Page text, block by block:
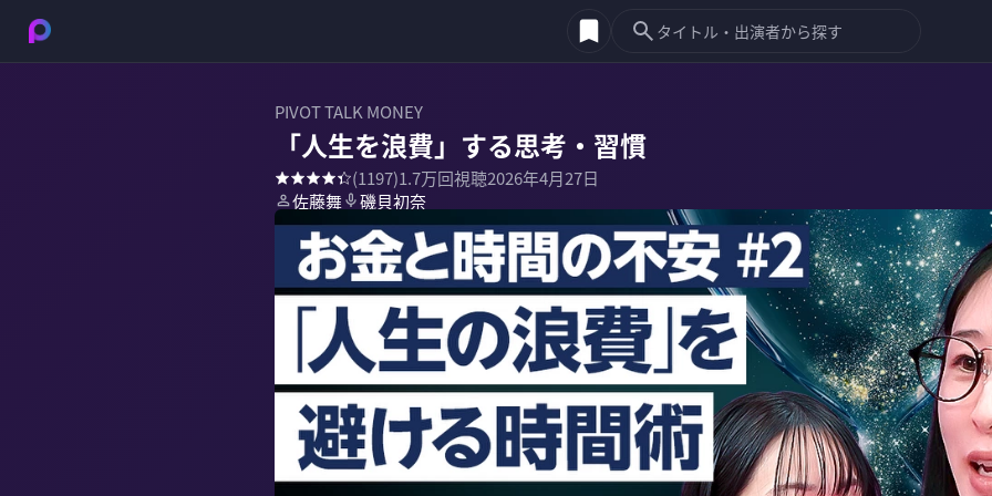
PIVOT TALK MONEY
「人生を浪費」する思考・習慣
(1197)1.7万回視聴2026年4月27日
佐藤舞
磯貝初奈